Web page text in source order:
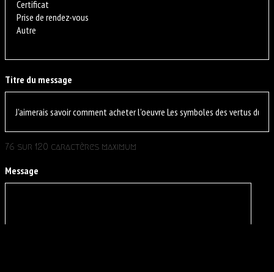
Titre du message
76 sur 120 caractères maximum
Message